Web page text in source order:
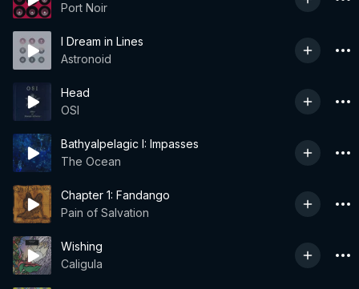
Port Noir
I Dream in Lines
Astronoid
Head
OSI
Bathyalpelagic I: Impasses
The Ocean
Chapter 1: Fandango
Pain of Salvation
Wishing
Caligula